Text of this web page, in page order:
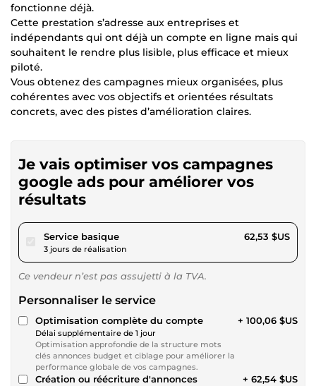
fonctionne déjà.
Cette prestation s’adresse aux entreprises et
indépendants qui ont déjà un compte en ligne mais qui
souhaitent le rendre plus lisible, plus efficace et mieux
piloté.
Vous obtenez des campagnes mieux organisées, plus
cohérentes avec vos objectifs et orientées résultats
concrets, avec des pistes d’amélioration claires.
Je vais optimiser vos campagnes
google ads pour améliorer vos
résultats
Service basiquepour 57,64 $US
3 jours de réalisation
62,53 $US
Ce vendeur n’est pas assujetti à la TVA.
Personnaliser le service
Optimisation complète du compte
Délai supplémentaire de 1 jour
Optimisation approfondie de la structure mots
clés annonces budget et ciblage pour améliorer la
performance globale de vos campagnes.
+ 100,06 $US
Création ou réécriture d'annonces + 62,54 $US